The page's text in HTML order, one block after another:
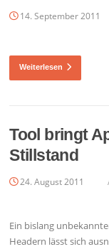
14. September 2011
Weiterlesen
Tool bringt
Stillstand
24. August 2011
Ein bislang
Headern lässt sich